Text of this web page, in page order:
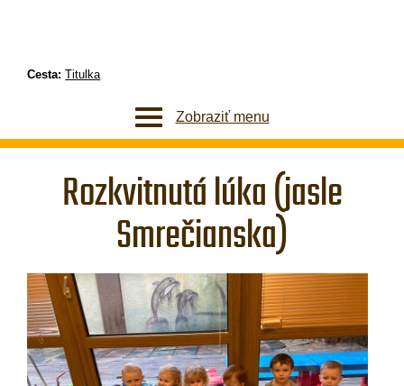
Cesta:Titulka
Zobraziť menu
Rozkvitnutá lúka (jasle
Smrečianska)